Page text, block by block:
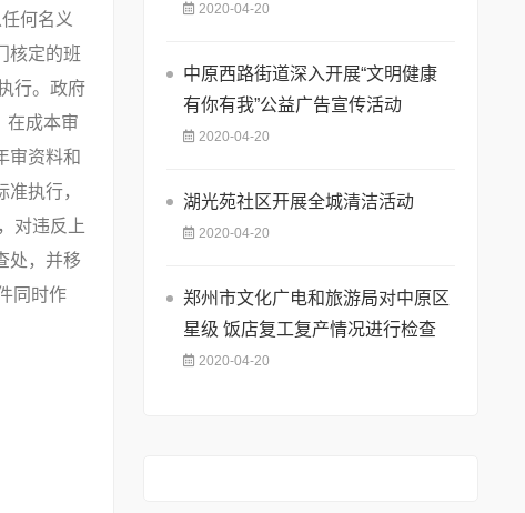
何名义
核定的班
行。政府
在成本审
审资料和
执行，
对违反上
处，并移
同时作
2020-04-20
中原西路街道深入开展“文明健康
有你有我”公益广告宣传活动
2020-04-20
湖光苑社区开展全城清洁活动
2020-04-20
郑州市文化广电和旅游局对中原区
星级 饭店复工复产情况进行检查
2020-04-20